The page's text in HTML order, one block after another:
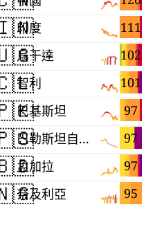
111
印度
102
烏干達
101
智利
97
巴基斯坦
97
巴勒斯坦自治區
97
孟加拉
95
奈及利亞